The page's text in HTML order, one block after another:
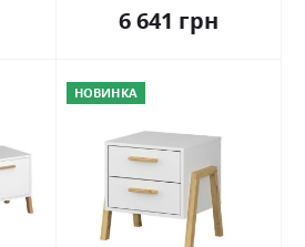
6 641 грн
НОВИНКА